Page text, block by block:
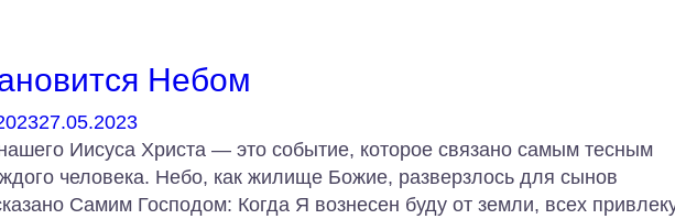
Небом
27.05.2023
Иисуса Христа — это событие, которое связано самым тесным
человека. Небо, как жилище Божие, разверзлось для сынов
Самим Господом: Когда Я вознесен буду от земли, всех